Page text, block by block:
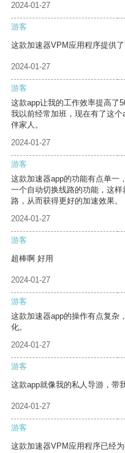
2024-01-27
游客
这款加速器VPM应用程序提供
2024-01-27
游客
这款app让我的工作效率提高了
我以前经常加班，现在有了这
伴家人。
2024-01-27
游客
这款加速器app的功能有点单一
一个自动切换线路的功能，这
路，从而获得更好的加速效果。
2024-01-27
游客
超棒啊 好用
2024-01-27
游客
这款加速器app的操作有点复杂
化。
2024-01-27
游客
这款app就像我的私人导游，带
2024-01-27
游客
这款加速器VPM应用程序已经